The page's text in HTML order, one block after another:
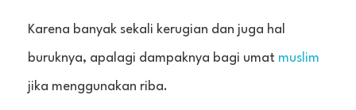
Karena banyak sekali kerugian dan juga hal
buruknya, apalagi dampaknya bagi umat muslim
jika menggunakan riba.